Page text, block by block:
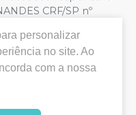
CRF/SP nº
e condições da loja
Em caso de
valor válido é o do
por atacado, por
personalizar
no site. Ao
com a nossa